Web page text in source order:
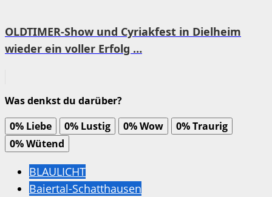
OLDTIMER-Show und Cyriakfest in Dielheim
wieder ein voller Erfolg …
Was denkst du darüber?
0% Liebe 0% Lustig 0%Wow 0%Traurig
0%Wütend
BLAULICHT
Baiertal-Schatthausen